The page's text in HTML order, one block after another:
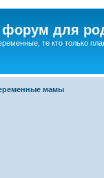
для
те кто только
мамы